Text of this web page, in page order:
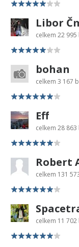
Libor
celkem 22
bohan
celkem 3 167
Eff
celkem 28
Robert
celkem 131
celkem 11